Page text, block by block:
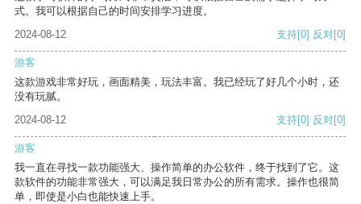
式。我可以根据自己的时间安排学习进度。
2024-08-12
支持[0] 反对[0]
游客
这款游戏非常好玩，画面精美，玩法丰富。我已经玩了好几个小时，还
没有玩腻。
2024-08-12
支持[0] 反对[0]
游客
我一直在寻找一款功能强大、操作简单的办公软件，终于找到了它。这
款软件的功能非常强大，可以满足我日常办公的所有需求。操作也很简
单，即使是小白也能快速上手。